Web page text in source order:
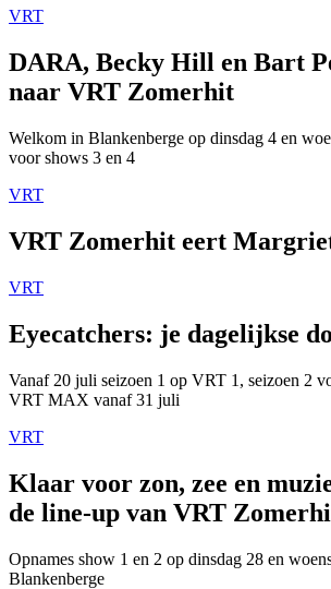
VRT
DARA, Becky Hill en Bart
naar VRT Zomerhit
Welkom in Blankenberge op dinsdag 4 en
voor shows 3 en 4
VRT
VRT Zomerhit eert
VRT
Eyecatchers: je dagelijkse
Vanaf 20 juli seizoen 1 op VRT 1, seizoen 2
VRT MAX vanaf 31 juli
VRT
Klaar voor zon, zee en
de line-up van VRT
Opnames show 1 en 2 op dinsdag 28 en
Blankenberge